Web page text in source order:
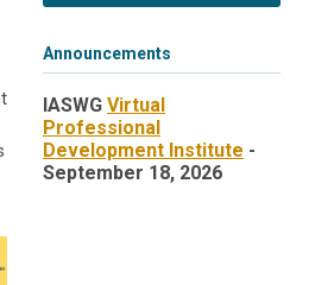
Announcements
IASWG Virtual
Professional
Development Institute -
September 18, 2026